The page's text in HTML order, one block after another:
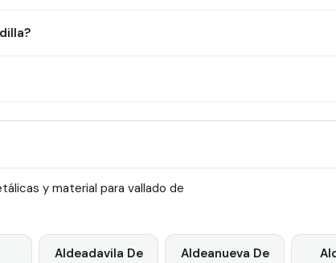
y material para vallado de
Aldeadavila De
Aldeanueva De